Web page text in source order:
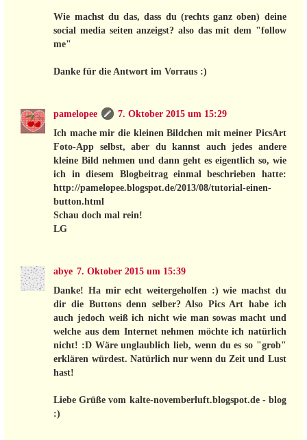
Wie machst du das, dass du (rechts ganz oben) deine
social media seiten anzeigst? also das mit dem "follow
me"
Danke für die Antwort im Vorraus :)
pamelopee
7. Oktober 2015 um 15:29
Ich mache mir die kleinen Bildchen mit meiner PicsArt
Foto-App selbst, aber du kannst auch jedes andere
kleine Bild nehmen und dann geht es eigentlich so, wie
ich in diesem Blogbeitrag einmal beschrieben hatte:
http://pamelopee.blogspot.de/2013/08/tutorial-einen-
button.html
Schau doch mal rein!
LG
abye 7. Oktober 2015 um 15:39
Danke! Ha mir echt weitergeholfen :) wie machst du
dir die Buttons denn selber? Also Pics Art habe ich
auch jedoch weiß ich nicht wie man sowas macht und
welche aus dem Internet nehmen möchte ich natürlich
nicht! :D Wäre unglaublich lieb, wenn du es so "grob"
erklären würdest. Natürlich nur wenn du Zeit und Lust
hast!
Liebe Grüße vom kalte-novemberluft.blogspot.de - blog
:)